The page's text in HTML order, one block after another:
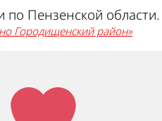
Пензенской области.
Городищенский район»
Лайк!